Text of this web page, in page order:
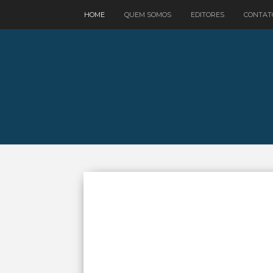
HOME QUEM SOMOS EDITORES